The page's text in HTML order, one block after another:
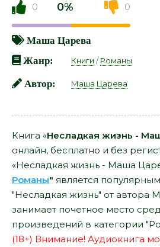
0 0% 0
Маша Царева
Жанр:
Книги /Романы
Автор: Маша Царева
Книга «Несладкая жизнь -
онлайн, бесплатно и без
«Несладкая жизнь - Маша
Романы" является
"Несладкая жизнь" от автора
занимает почетное место
произведений в категории
(18+) Внимание! Аудиокнига